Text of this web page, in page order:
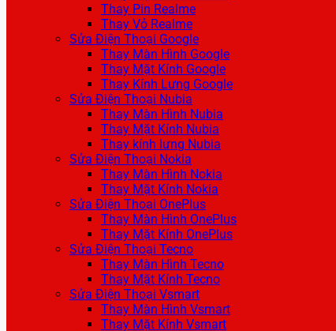
Thay Pin Realme
Thay Vỏ Realme
Sửa Điện Thoại Google
Thay Màn Hình Google
Thay Mặt Kính Google
Thay Kính Lưng Google
Sửa Điện Thoại Nubia
Thay Màn Hình Nubia
Thay Mặt Kính Nubia
Thay kính lưng Nubia
Sửa Điện Thoại Nokia
Thay Màn Hình Nokia
Thay Mặt Kính Nokia
Sửa Điện Thoại OnePlus
Thay Màn Hình OnePlus
Thay Mặt Kính OnePlus
Sửa Điện Thoại Tecno
Thay Màn Hình Tecno
Thay Mặt Kính Tecno
Sửa Điện Thoại Vsmart
Thay Màn Hình Vsmart
Thay Mặt Kính Vsmart